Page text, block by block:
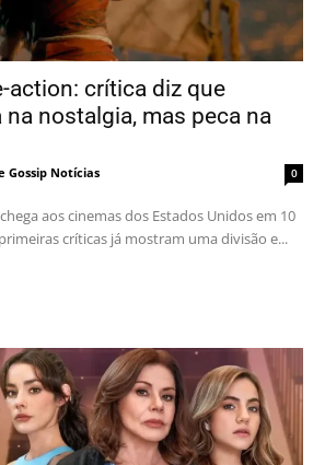
action: crítica diz que
na nostalgia, mas peca na
Gossip Notícias 0
aos cinemas dos Estados Unidos em 10
críticas já mostram uma divisão e...